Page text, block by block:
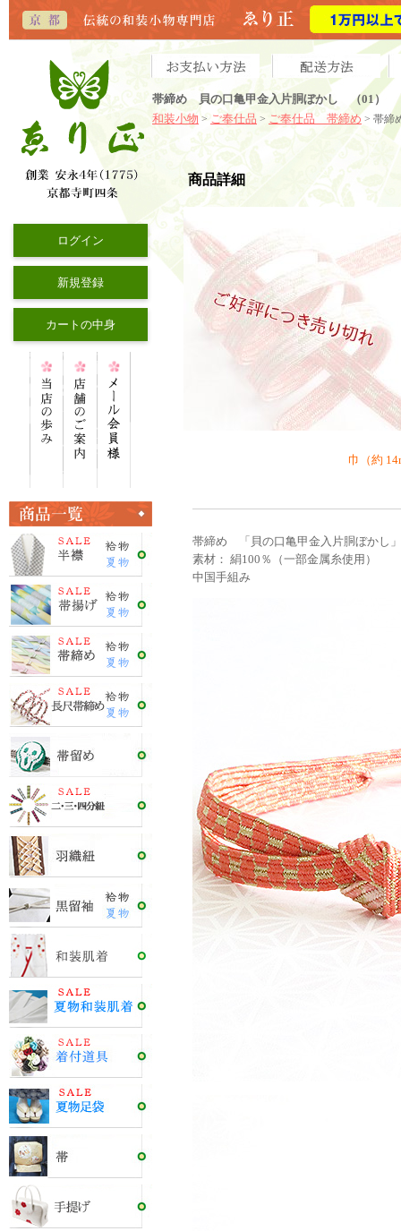
帯締め 貝の口亀甲金入片胴ぼかし （01）
和装小物 > ご奉仕品 > ご奉仕品 帯締め > 帯締
ログイン
新規登録
カートの中身
商品詳細
巾（約
帯締め 「貝の口亀甲金入片胴ぼかし
素材： 絹100％（一部金属糸使用）
中国手組み